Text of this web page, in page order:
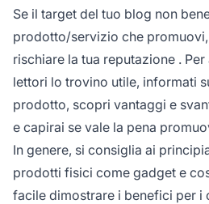
Se il target del tuo blog non
prodotto/servizio che promuovi,
rischiare la tua reputazione .
lettori lo trovino utile, informati
prodotto, scopri vantaggi e
e capirai se vale la pena
In genere, si consiglia ai
prodotti fisici come gadget e
facile dimostrare i benefici per i